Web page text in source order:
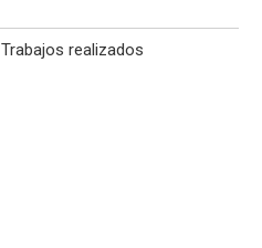
Trabajos realizados